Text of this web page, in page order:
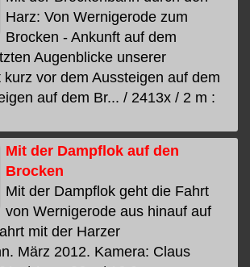
Harz: Von Wernigerode zum
Brocken - Ankunft auf dem
Augenblicke unserer
vor dem Aussteigen auf dem
auf dem Br... / 2413x / 2 m :
Mit der Dampflok auf den
Brocken
Mit der Dampflok geht die Fahrt
von Wernigerode aus hinauf auf
mit der Harzer
März 2012. Kamera: Claus